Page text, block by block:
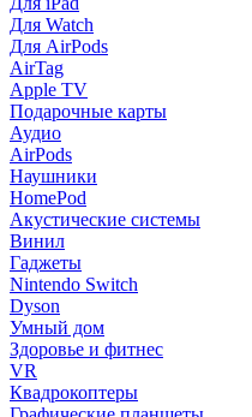
Для Watch
Для AirPods
AirTag
Apple TV
Подарочные карты
Аудио
AirPods
Наушники
HomePod
Акустические системы
Винил
Гаджеты
Nintendo Switch
Dyson
Умный дом
Здоровье и фитнес
VR
Квадрокоптеры